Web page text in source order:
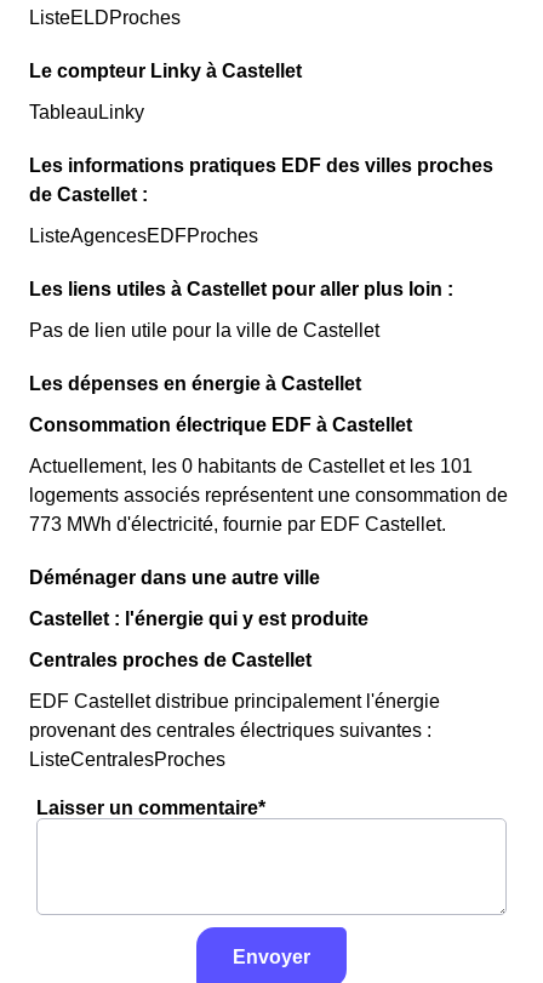
ListeELDProches
Le compteur Linky à Castellet
TableauLinky
Les informations pratiques EDF des villes proches
de Castellet :
ListeAgencesEDFProches
Les liens utiles à Castellet pour aller plus loin :
Pas de lien utile pour la ville de Castellet
Les dépenses en énergie à Castellet
Consommation électrique EDF à Castellet
Actuellement, les 0 habitants de Castellet et les 101
logements associés représentent une consommation de
773 MWh d'électricité, fournie par EDF Castellet.
Déménager dans une autre ville
Castellet : l'énergie qui y est produite
Centrales proches de Castellet
EDF Castellet distribue principalement l'énergie
provenant des centrales électriques suivantes :
ListeCentralesProches
Laisser un commentaire*
Envoyer